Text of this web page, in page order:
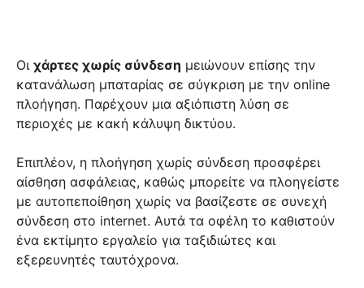
Οι χάρτες χωρίς σύνδεση μειώνουν επίσης την
κατανάλωση μπαταρίας σε σύγκριση με την online
πλοήγηση. Παρέχουν μια αξιόπιστη λύση σε
περιοχές με κακή κάλυψη δικτύου.
Επιπλέον, η πλοήγηση χωρίς σύνδεση προσφέρει
αίσθηση ασφάλειας, καθώς μπορείτε να πλοηγείστε
με αυτοπεποίθηση χωρίς να βασίζεστε σε συνεχή
σύνδεση στο internet. Αυτά τα οφέλη το καθιστούν
ένα εκτίμητο εργαλείο για ταξιδιώτες και
εξερευνητές ταυτόχρονα.